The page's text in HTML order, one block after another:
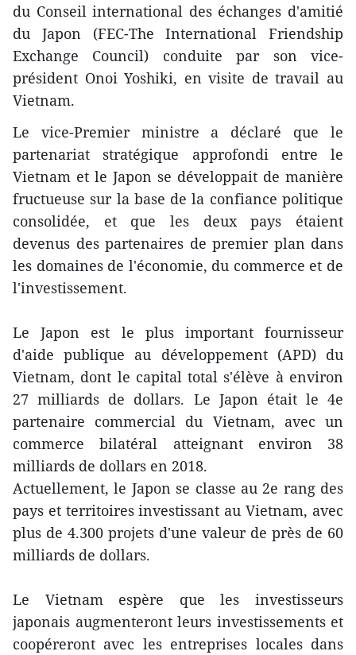
du Conseil international des échanges d'amitié
du Japon (FEC-The International Friendship
Exchange Council) conduite par son vice-
président Onoi Yoshiki, en visite de travail au
Vietnam.
Le vice-Premier ministre a déclaré que le
partenariat stratégique approfondi entre le
Vietnam et le Japon se développait de manière
fructueuse sur la base de la confiance politique
consolidée, et que les deux pays étaient
devenus des partenaires de premier plan dans
les domaines de l'économie, du commerce et de
l'investissement.
Le Japon est le plus important fournisseur
d'aide publique au développement (APD) du
Vietnam, dont le capital total s'élève à environ
27 milliards de dollars. Le Japon était le 4e
partenaire commercial du Vietnam, avec un
commerce bilatéral atteignant environ 38
milliards de dollars en 2018.
Actuellement, le Japon se classe au 2e rang des
pays et territoires investissant au Vietnam, avec
plus de 4.300 projets d'une valeur de près de 60
milliards de dollars.
Le Vietnam espère que les investisseurs
japonais augmenteront leurs investissements et
coopéreront avec les entreprises locales dans